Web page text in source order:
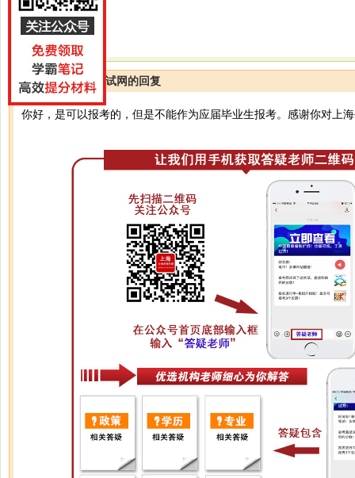
吗？
上海公务员考试网的回复
你好，是可以报考的，但是不能作为应届毕业生报考。感谢你对上